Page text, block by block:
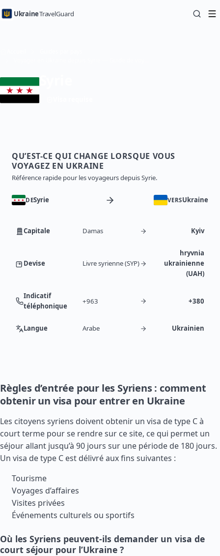
UkraineTravelGuard
QU’EST-CE QUI CHANGE LORSQUE VOUS
VOYAGEZ EN UKRAINE
Référence rapide pour les voyageurs depuis Syrie.
DESyrie VERSUkraine
Capitale Damas Kyiv
Devise Livre syrienne (SYP)
hryvnia
ukrainienne
(UAH)
Indicatif
téléphonique
+963 +380
Langue Arabe Ukrainien
Règles d’entrée pour les Syriens : comment
obtenir un visa pour entrer en Ukraine
Les citoyens syriens doivent obtenir un visa de type C à
court terme pour se rendre sur ce site, ce qui permet un
séjour allant jusqu’à 90 jours sur une période de 180 jours.
Un visa de type C est délivré aux fins suivantes :
Tourisme
Voyages d’affaires
Visites privées
Événements culturels ou sportifs
Où les Syriens peuvent-ils demander un visa de
court séjour pour l’Ukraine ?